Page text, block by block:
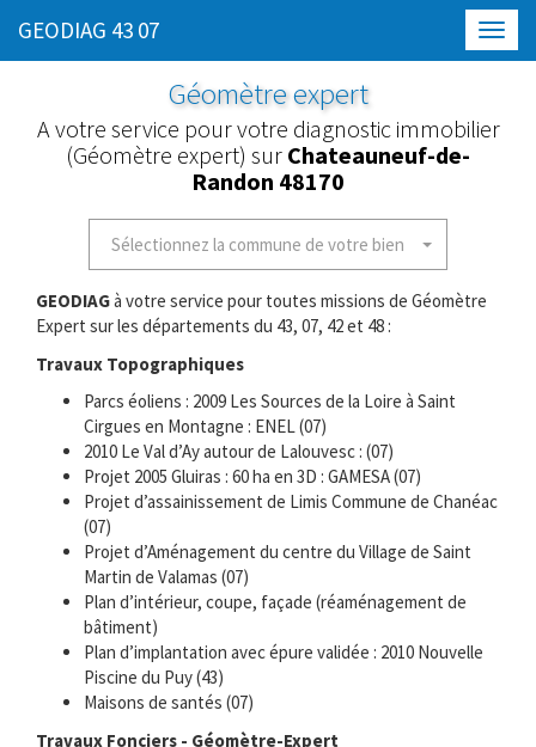
GEODIAG 43 07
Géomètre expert
A votre service pour votre diagnostic immobilier
(Géomètre expert) sur Chateauneuf-de-
Randon 48170
Sélectionnez la commune de votre bien
GEODIAGà votre service pour toutes missions de Géomètre
Expert sur les départements du 43, 07, 42 et 48 :
Travaux Topographiques
Parcs éoliens : 2009 Les Sources de la Loire à Saint
Cirgues en Montagne : ENEL (07)
2010 Le Val d’Ay autour de Lalouvesc : (07)
Projet 2005 Gluiras : 60 ha en 3D : GAMESA (07)
Projet d’assainissement de Limis Commune de Chanéac
(07)
Projet d’Aménagement du centre du Village de Saint
Martin de Valamas (07)
Plan d’intérieur, coupe, façade (réaménagement de
bâtiment)
Plan d’implantation avec épure validée : 2010 Nouvelle
Piscine du Puy (43)
Maisons de santés (07)
Travaux Fonciers - Géomètre-Expert